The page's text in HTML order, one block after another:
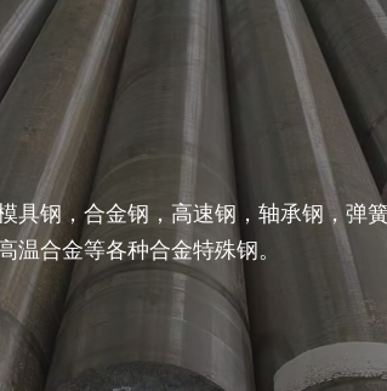
钢，合金钢，高速钢，轴承钢，弹
温合金等各种合金特殊钢。